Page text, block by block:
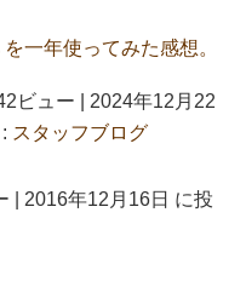
一年使ってみた感想。
ビュー
2024年12月22
スタッフブログ
2016年12月16日 に投